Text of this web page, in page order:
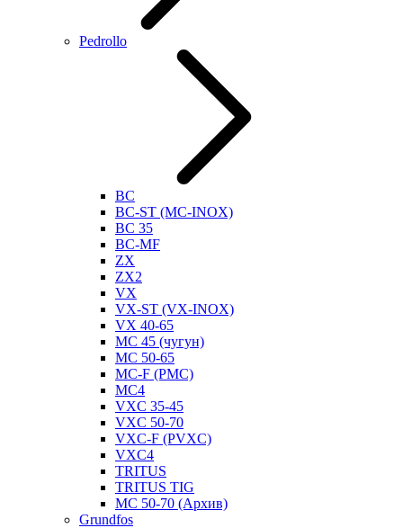
Pedrollo
BC
BC-ST (MC-INOX)
BC 35
BC-MF
ZX
ZX2
VX
VX-ST (VX-INOX)
VX 40-65
MC 45 (чугун)
MC 50-65
MC-F (PMC)
MC4
VXC 35-45
VXC 50-70
VXC-F (PVXC)
VXC4
TRITUS
TRITUS TIG
MC 50-70 (Архив)
Grundfos